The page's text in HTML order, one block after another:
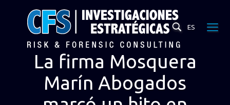
ES
La firma Mosquera
Marín Abogados